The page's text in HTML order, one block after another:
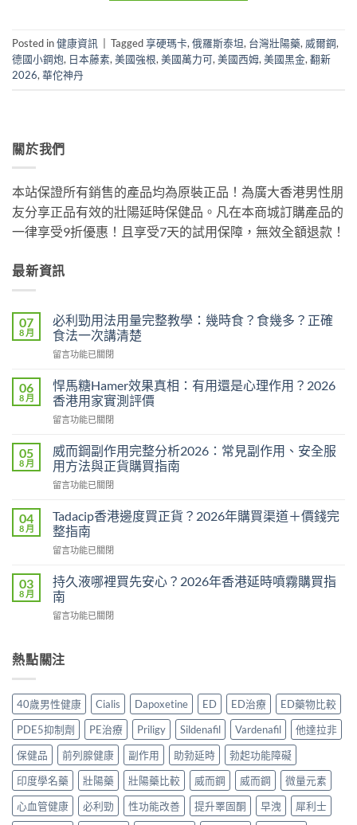
Posted in健康資訊 Tagged享硬瑪卡,俄羅斯泰坦, 台灣壯陽藥, 威爾鋼,
德國小鋼炮, 日本藤素,美國強根,美國萬力可,美國西姆,美國黑金,翻新
2026,華佗神丹
關於我們
本站保證所有銷售的產品均為原裝正品！為廣大香港男性朋
友分享正品有效的壯陽延時保健品。凡在本商城訂購產品的
一律享受9折優惠！且享受7天的試用保障，無效全額退款！
最新資訊
07
8 月
必利勁用法用量完整教學：幾時食？食幾多？正確
食法一次講清楚
在
利
勁
用
法
量
完
整
教
幾
時
食
多？
正
確
一
次
清
楚〉
中
留言功能已關閉
06
8 月
悍馬糖Hamer效果真相：有用還是心理作用？2026
香港用家實測評價
在
馬
糖
Hamer
效
真
相：
有
用
是
心
作
香
家
實
測
評
價〉
中
留言功能已關閉
05
8 月
威而鋼副作用完整分析2026：常見副作用、安全服
用方法與正貨購買指南
在
而
鋼
副
作
完
整
分
析
見
用、
安
全
服
方
法
與
正
貨
留言功能已關閉
04
8 月
Tadacip香港邊度買正貨？2026年購買渠道＋價錢完
整指南
在
香
港
邊
度
貨？
購
買
渠
道
價
錢
完
整
指
留言功能已關閉
03
8 月
持久液哪裡買先安心？2026年香港延時噴霧購買指
南
在
液
哪
買
先
安
心？
2026
年
香
港
延
時
留言功能已關閉
熱點關注
40歲男性健康 Cialis Dapoxetine ED ED治療
ED藥物比較
PDE5抑制劑
PE治療 Priligy Sildenafil Vardenafil
他達拉非
保健品
前列腺健康 副作用 助勃延時
勃起功能障礙
印度學名藥
壯陽藥 壯陽藥比較 威而鋼 威而鋼
微量元素
心血管健康
必利勁 性功能改善 提升睪固酮 早洩
犀利士